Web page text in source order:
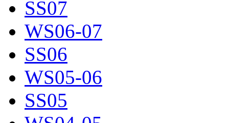
SS07
WS06-07
SS06
WS05-06
SS05